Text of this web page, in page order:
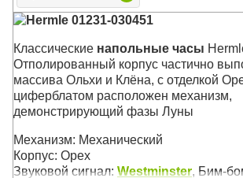
Михаил, Бой
Размер: 222 х 71 х 36 см
Hermle 01231-030451
Классические напольные часы
Отполированный корпус частично
массива Ольхи и Клёна, с отделкой
циферблатом расположен механизм,
демонстрирующий фазы Луны
Механизм: Механический
Корпус: Орех
Звуковой сигнал: Westminster, Бим-